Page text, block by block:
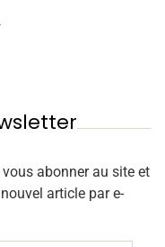
abonner au site et
article par e-